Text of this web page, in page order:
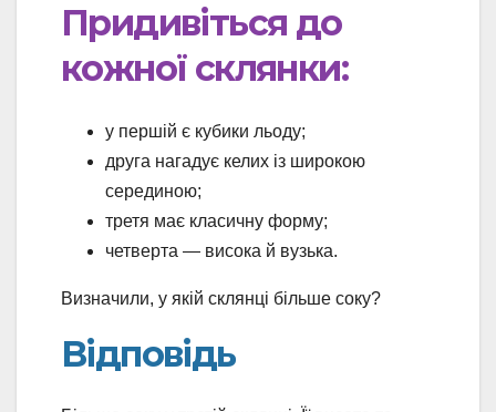
Придивіться до
кожної склянки:
у першій є кубики льоду;
друга нагадує келих із широкою
серединою;
третя має класичну форму;
четверта — висока й вузька.
Визначили, у якій склянці більше соку?
Відповідь